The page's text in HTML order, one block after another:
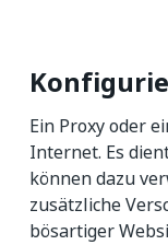
Ein Proxy oder
Internet. Es
können dazu
zusätzliche
bösartiger